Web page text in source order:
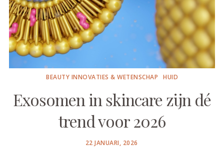
BEAUTY INNOVATIES & WETENSCHAP HUID
Exosomen in skincare zijn dé
trend voor 2026
POSTED
22 JANUARI, 2026